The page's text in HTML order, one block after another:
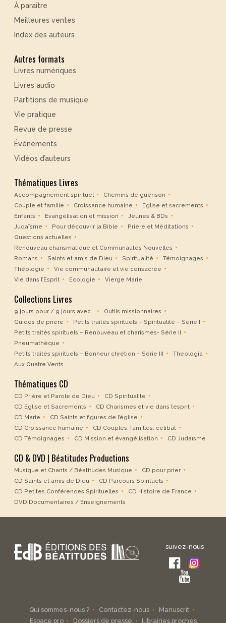
À paraître
Meilleures ventes
Index des auteurs
Autres formats
Livres numériques
Livres audio
Partitions de musique
Vie pratique
Revue de presse
Événements
Vidéos d’auteurs
Thématiques Livres
Accompagnement spirituel
Chemins de guérison
Couple et famille
Croissance humaine
Eglise et sacrements
Enfants
Evangélisation et mission
Jeunes & BDs
Judaïsme
Pour découvrir la Bible
Prière et Méditations
Questions actuelles
Renouveau charismatique et Communautés Nouvelles
Romans
Saints et amis de Dieu Spiritualité
Témoignages
Théologie
Vie communautaire et vie consacrée
Vie dans l’Esprit
Ecologie Vierge Marie
Collections Livres
9 jours pour / 9 jours avec…
Outils missionnaires
Guides de prière
Petits traités spirituels – Spiritualité – Série I
Petits traités spirituels – Renouveau et charismes- Série II
Pneumathèque
Petits traités spirituels – Bonheur chrétien – Série III
Theologia
Aux Quatre Vents
Thématiques CD
CD Prière et Parole de Dieu
CD Spiritualité
CD Eglise et Sacrements
CD Charismes et vie dans l’esprit
CD Marie
CD Saints et figures de l’église
CD Croissance humaine
CD Couples, familles, célibat
CD Témoignages
CD Mission et évangélisation CD Judaïsme
CD & DVD | Béatitudes Productions
Musique et Chants / Béatitudes Musique
CD pour prier
CD Saints et amis de Dieu
CD Parcours Spirituels
CD Petites Conférences Spirituelles
CD Histoire de France
DVD Documentaires / Enseignements
suivez-nous
Qui sommes-nous ? Contactez-nous
Manuscrit
Espace pro
Dossiers de presse Librairies proches